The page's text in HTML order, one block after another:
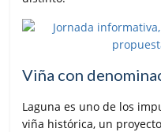
Viña con
Laguna es uno de los
viña histórica, un